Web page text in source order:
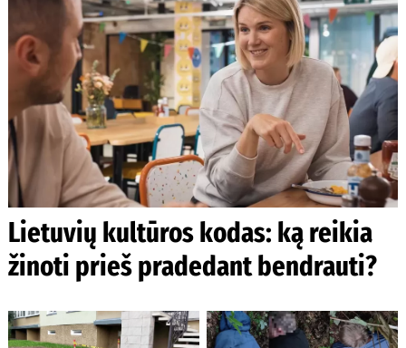
Lietuvių kultūros kodas: ką reikia
žinoti prieš pradedant bendrauti?